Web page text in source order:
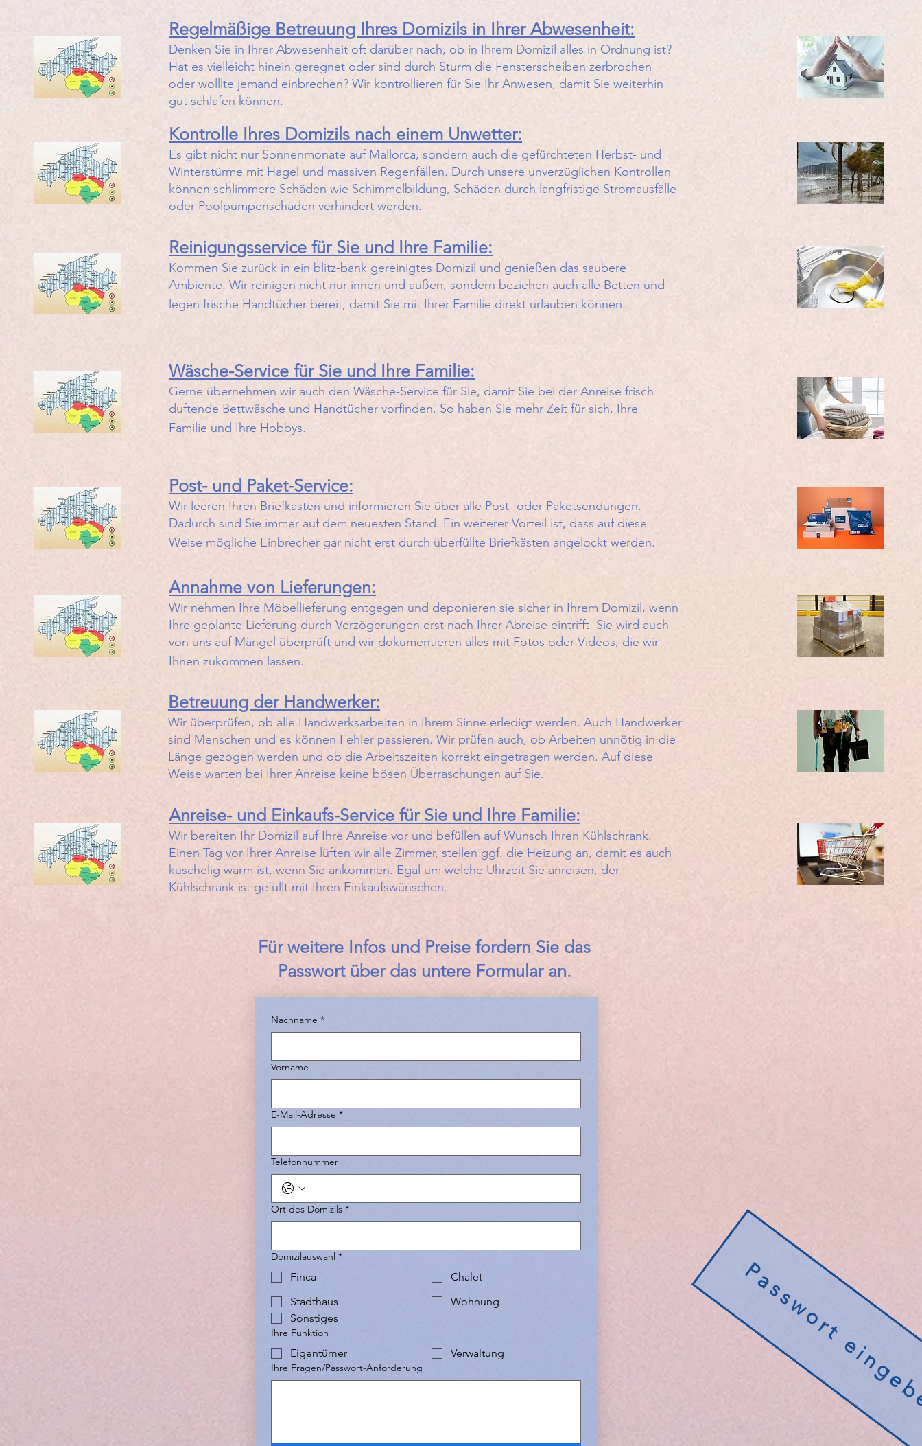
Regelmäßige Betreuung Ihres Domizils in Ihrer Abwesenheit:
Denken Sie in Ihrer Abwesenheit oft darüber nach, ob in Ihrem Domizil alles in Ordnung ist?​
Hat es vielleicht hinein geregnet oder sind durch Sturm die Fensterscheiben zerbrochen
oder wolllte jemand einbrechen? Wir kontrollieren für Sie Ihr Anwesen, damit Sie weiterhin
gut schlafen können.
Kontrolle Ihres Domizils nach einem Unwetter:
​Es gibt nicht nur Sonnenmonate auf Mallorca, sondern auch die gefürchteten Herbst- und
Winterstürme mit Hagel und massiven Regenfällen. Durch unsere unverzüglichen Kontrollen
können schlimmere Schäden wie Schimmelbildung, Schäden durch langfristige Stromausfälle
oder Poolpumpenschäden verhindert werden.
Reinigungsservice für Sie und Ihre Familie:
​Kommen Sie zurück in ein blitz-bank gereinigtes Domizil und genießen das saubere
Ambiente. Wir reinigen nicht nur innen und außen, sondern beziehen auch alle Betten und
legen frische Handtücher bereit, damit Sie mit Ihrer Familie direkt urlauben können.
Wäsche-Service für Sie und Ihre Familie:
​Gerne übernehmen wir auch den Wäsche-Service für Sie, damit Sie bei der Anreise frisch
duftende Bettwäsche und Handtücher vorfinden. So haben Sie mehr Zeit für sich, Ihre
Familie und Ihre Hobbys.
Post- und Paket-Service:
​Wir leeren Ihren Briefkasten und informieren Sie über alle Post- oder Paketsendungen.
Dadurch sind Sie immer auf dem neuesten Stand. Ein weiterer Vorteil ist, dass auf diese
Weise mögliche Einbrecher gar nicht erst durch überfüllte Briefkästen angelockt werden.
Annahme von Lieferungen:
​Wir nehmen Ihre Möbellieferung entgegen und deponieren sie sicher in Ihrem Domizil, wenn
Ihre geplante Lieferung durch Verzögerungen erst nach Ihrer Abreise eintrifft. Sie wird auch
von uns auf Mängel überprüft und wir dokumentieren alles mit Fotos oder Videos, die wir
Ihnen zukommen lassen.
Betreuung der Handwerker:
​Wir überprüfen, ob alle Handwerksarbeiten in Ihrem Sinne erledigt werden. Auch Handwerker
sind Menschen und es können Fehler passieren. Wir prüfen auch, ob Arbeiten unnötig in die
Länge gezogen werden und ob die Arbeitszeiten korrekt eingetragen werden. Auf diese
Weise warten bei Ihrer Anreise keine bösen Überraschungen auf Sie.
Anreise- und Einkaufs-Service für Sie und Ihre Familie:
​Wir bereiten Ihr Domizil auf Ihre Anreise vor und befüllen auf Wunsch Ihren Kühlschrank.
Einen Tag vor Ihrer Anreise lüften wir alle Zimmer, stellen ggf. die Heizung an, damit es auch
kuschelig warm ist, wenn Sie ankommen. Egal um welche Uhrzeit Sie anreisen, der
Kühlschrank ist gefüllt mit Ihren Einkaufswünschen.
Für weitere Infos und Preise fordern Sie das
Passwort über das untere Formular an.
Nachname *
Vorname
E-Mail-Adresse *
Telefonnummer
Ort des Domizils *
Domizilauswahl *
Finca
Chalet
Stadthaus
Wohnung
Sonstiges
Ihre Funktion
Eigentümer Verwaltung
Ihre Fragen/Passwort-Anforderung Passwort